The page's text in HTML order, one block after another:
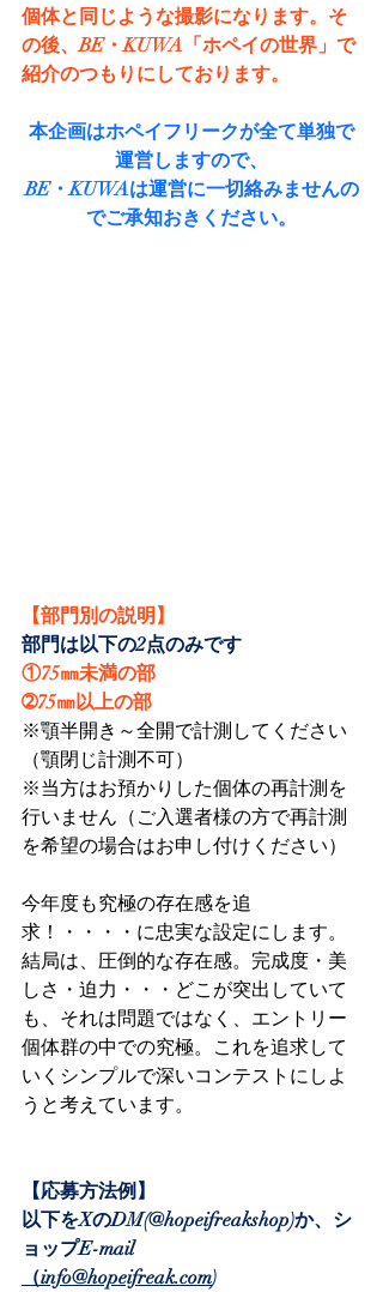
個体と同じような撮影になります。そ
の後、BE・KUWA「ホペイの世界」で
紹介のつもりにしております。
本企画はホペイフリークが全て単独で
運営しますので、
BE・KUWAは運営に一切絡みませんの
でご承知おきください。
【部門別の説明】
部門は以下の2点のみです
①75㎜未満の部
➁75㎜以上の部
※顎半開き～全開で計測してください
（顎閉じ計測不可）
※当方はお預かりした個体の再計測を
行いません（ご入選者様の方で再計測
を希望の場合はお申し付けください）
今年度も究極の存在感を追
求！・・・・に忠実な設定にします。
結局は、圧倒的な存在感。完成度・美
しさ・迫力・・・どこが突出していて
も、それは問題ではなく、エントリー
個体群の中での究極。これを追求して
いくシンプルで深いコンテストにしよ
うと考えています。
【応募方法例】
以下をXのDM(@hopeifreakshop)か、シ
ョップE-mail
（info@hopeifreak.com)